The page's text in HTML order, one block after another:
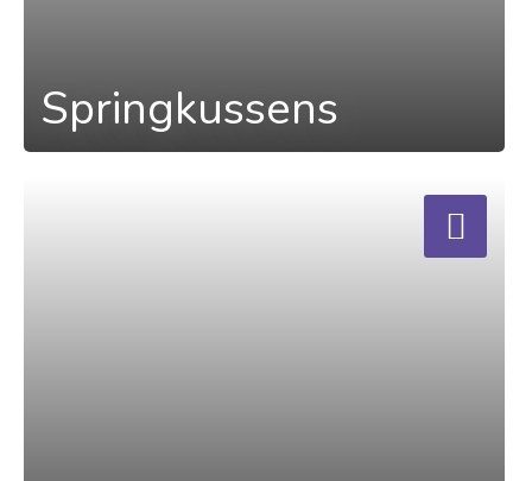
Springkussens